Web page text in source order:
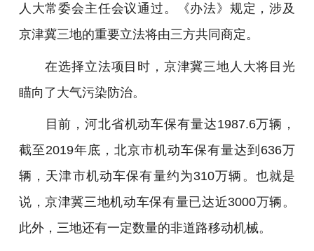
人大常委会主任会议通过。《办法》规定，涉及
京津冀三地的重要立法将由三方共同商定。
在选择立法项目时，京津冀三地人大将目光
瞄向了大气污染防治。
目前，河北省机动车保有量达1987.6万辆，
截至2019年底，北京市机动车保有量达到636万
辆，天津市机动车保有量约为310万辆。也就是
说，京津冀三地机动车保有量已达近3000万辆。
此外，三地还有一定数量的非道路移动机械。